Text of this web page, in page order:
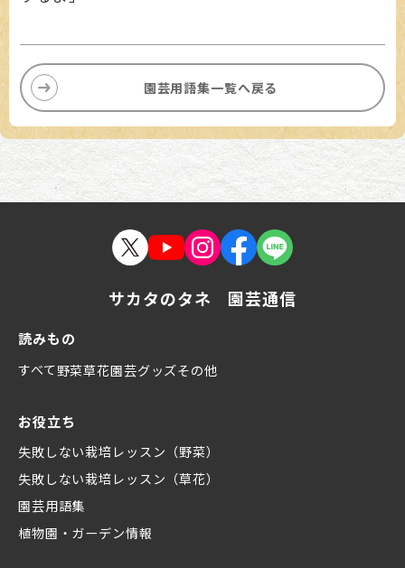
園芸用語集一覧へ戻る
サカタのタネ 園芸通信
読みもの
すべて野菜草花園芸グッズその他
お役立ち
失敗しない栽培レッスン（野菜）
失敗しない栽培レッスン（草花）
園芸用語集
植物園・ガーデン情報